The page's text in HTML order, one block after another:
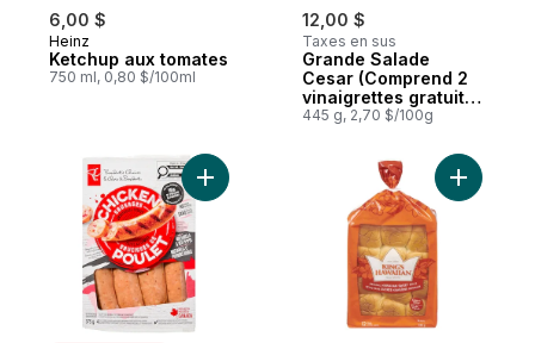
6,00 $
Heinz
Ketchup aux tomates
750 ml, 0,80 $/100ml
12,00 $
Taxes en sus
Grande Salade
Cesar (Comprend 2
vinaigrettes gratuits
de 44 ml)
445 g, 2,70 $/100g
Ajouter